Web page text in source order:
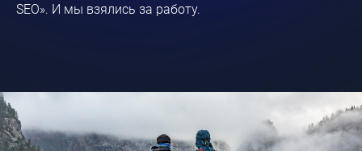
SEO». И мы взялись за работу.